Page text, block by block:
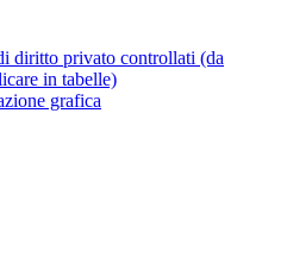
diritto privato controllati (da
in tabelle)
grafica